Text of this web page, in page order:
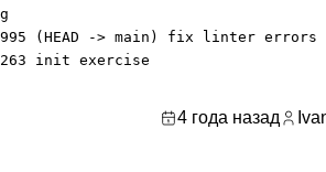
(HEAD -> main) fix linter errors
init exercise
4 года назад